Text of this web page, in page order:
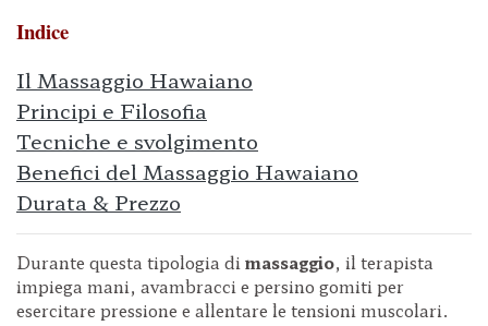
Indice
Il Massaggio Hawaiano
Principi e Filosofia
Tecniche e svolgimento
Benefici del Massaggio Hawaiano
Durata & Prezzo
Durante questa tipologia di massaggio, il terapista
impiega mani, avambracci e persino gomiti per
esercitare pressione e allentare le tensioni muscolari.